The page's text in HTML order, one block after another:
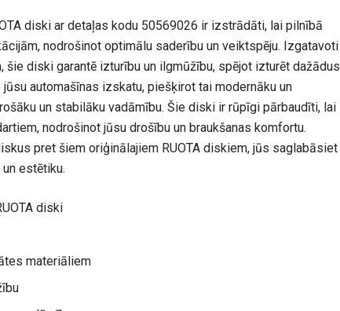
diski ar detaļas kodu 50569026 ir izstrādāti, lai pilnībā
nodrošinot optimālu saderību un veiktspēju. Izgatavoti
diski garantē izturību un ilgmūžību, spējot izturēt dažādus
automašīnas izskatu, piešķirot tai modernāku un
un stabilāku vadāmību. Šie diski ir rūpīgi pārbaudīti, lai
nodrošinot jūsu drošību un braukšanas komfortu.
pret šiem oriģinālajiem RUOTA diskiem, jūs saglabāsiet
estētiku.
diski
materiāliem